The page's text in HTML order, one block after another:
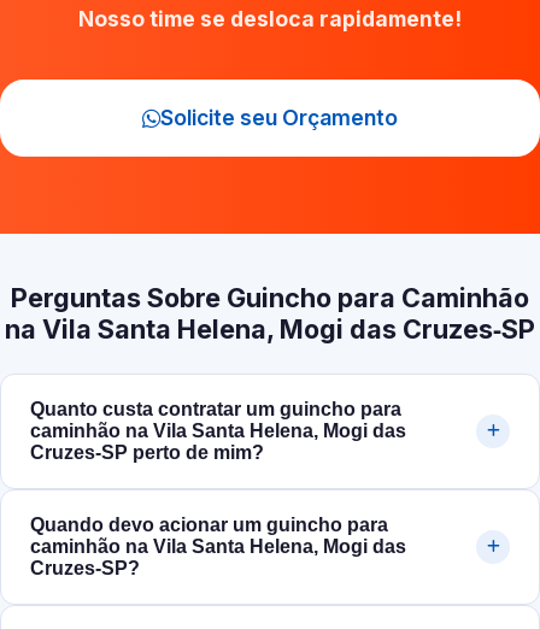
Nosso time se desloca rapidamente!
Solicite seu Orçamento
Perguntas Sobre Guincho para Caminhão
na Vila Santa Helena, Mogi das Cruzes‑SP
Quanto custa contratar um guincho para
caminhão na Vila Santa Helena, Mogi das
Cruzes‑SP perto de mim?
Quando devo acionar um guincho para
caminhão na Vila Santa Helena, Mogi das
Cruzes‑SP?